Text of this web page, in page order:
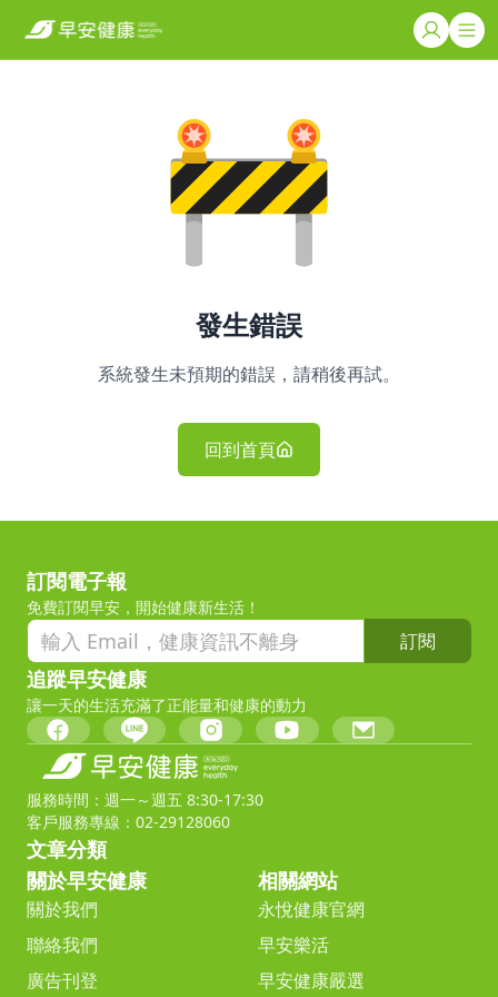
發生錯誤
系統發生未預期的錯誤，請稍後再試。
回到首頁
訂閱電子報
免費訂閱早安，開始健康新生活！
訂閱
追蹤早安健康
讓一天的生活充滿了正能量和健康的動力
服務時間：週一～週五 8:30-17:30
客戶服務專線：02-29128060
文章分類
關於早安健康
關於我們
聯絡我們
廣告刊登
相關網站
永悅健康官網
早安樂活
早安健康嚴選